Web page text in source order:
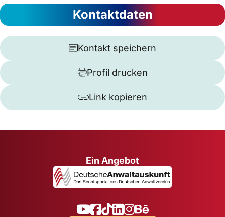
Kontaktdaten
Kontakt speichern
Profil drucken
Link kopieren
Ein Angebot